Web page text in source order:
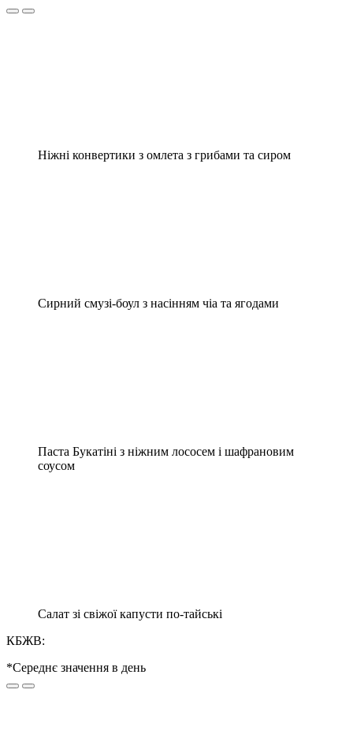
Ніжні конвертики з омлета з грибами та сиром
Сирний смузі-боул з насінням чіа та ягодами
Паста Букатіні з ніжним лососем і шафрановим
соусом
Салат зі свіжої капусти по-тайські
КБЖВ:
*Середнє значення в день